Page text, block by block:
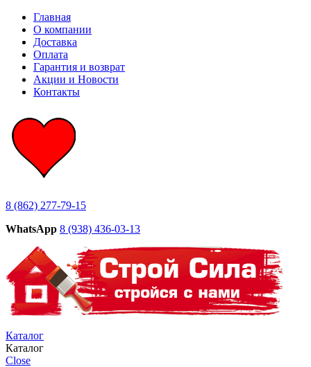
Главная
О компании
Доставка
Оплата
Гарантия и возврат
Акции и Новости
Контакты
8 (862) 277-79-15
WhatsApp 8 (938) 436-03-13
Каталог
Каталог
Close